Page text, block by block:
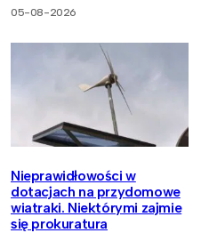
05-08-2026
Nieprawidłowości w
dotacjach na przydomowe
wiatraki. Niektórymi zajmie
się prokuratura